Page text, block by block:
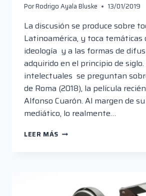
PorRodrigo Ayala Bluske 13/01/2019
La discusión se produce sobre
Latinoamérica, y toca temáticas
ideología y a las formas de
adquirido en el principio de siglo.
intelectuales se preguntan
de Roma (2018), la película
Alfonso Cuarón. Al margen de
mediático, lo realmente…
LEER MÁS ROMA,